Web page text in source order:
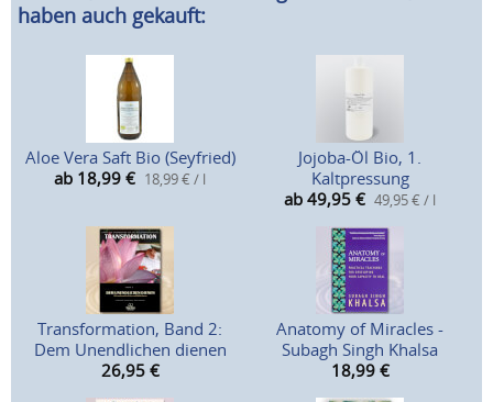
haben auch gekauft:
Aloe Vera Saft Bio (Seyfried)
ab 18,99 € 18,99 € / l
Jojoba-Öl Bio, 1.
Kaltpressung
ab 49,95 € 49,95 € / l
Transformation, Band 2:
Dem Unendlichen dienen
26,95 €
Anatomy of Miracles -
Subagh Singh Khalsa
18,99 €